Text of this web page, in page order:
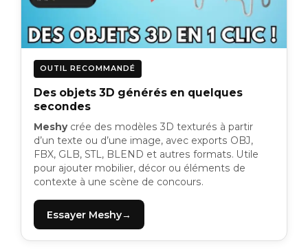
OUTIL RECOMMANDÉ
Des objets 3D générés en quelques
secondes
Meshycrée des modèles 3D texturés à partir
d’un texte ou d’une image, avec exports OBJ,
FBX, GLB, STL, BLEND et autres formats. Utile
pour ajouter mobilier, décor ou éléments de
contexte à une scène de concours.
Essayer Meshy